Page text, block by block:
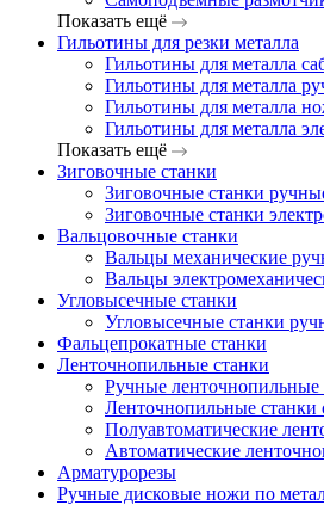
Показать ещё
Гильотины для резки металла
Гильотины для металла
Гильотины для металла
Гильотины для металла
Гильотины для металла
Показать ещё
Зиговочные станки
Зиговочные станки
Зиговочные станки
Вальцовочные станки
Вальцы механические
Вальцы
Угловысечные станки
Угловысечные станки
Фальцепрокатные станки
Ленточнопильные станки
Ручные ленточнопильные
Ленточнопильные станки
Полуавтоматические
Автоматические
Арматурорезы
Ручные дисковые ножи по